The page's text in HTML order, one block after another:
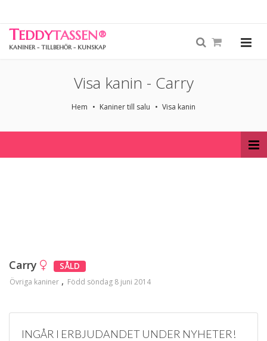
TEDDYTASSEN®
KANINER - TILLBEHÖR - KUNSKAP
Visa kanin - Carry
Hem Kaniner till salu Visa kanin
Carry SÅLD
Övriga kaniner Född söndag 8 juni 2014
INGÅR I ERBJUDANDET UNDER NYHETER!